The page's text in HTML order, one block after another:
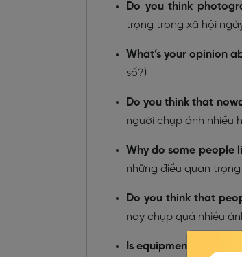
Do you think
trọng trong xã hội
What’s your opinion
số?)
Do you think that
người chụp ảnh nhiều
Why do some people
những điều quan
Do you think that
nay chụp quá nhiều
Is equipment